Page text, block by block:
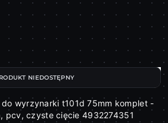
wyrzynarki t101d 75mm komplet -
pcv, czyste cięcie 4932274351
NIEDOSTĘPNY